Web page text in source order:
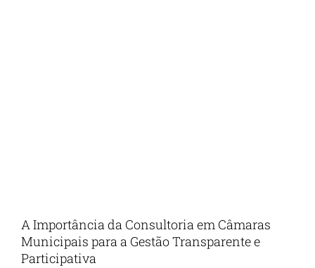
A Importância da Consultoria em Câmaras
Municipais para a Gestão Transparente e
Participativa